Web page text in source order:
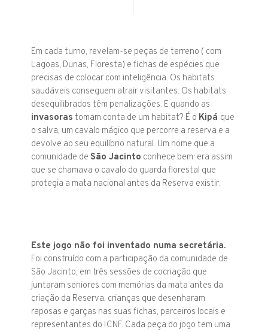
Em cada turno, revelam-se peças de terreno ( com
Lagoas, Dunas, Floresta) e fichas de espécies que
precisas de colocar com inteligência. Os habitats
saudáveis conseguem atrair visitantes. Os habitats
desequilibrados têm penalizações. E quando as
invasoras tomam conta de um habitat? É o Kipá que
o salva, um cavalo mágico que percorre a reserva e a
devolve ao seu equilíbrio natural. Um nome que a
comunidade deSão Jacinto conhece bem: era assim
que se chamava o cavalo do guarda florestal que
protegia a mata nacional antes da Reserva existir.
Este jogo não foi inventado numa secretária.
Foi construído com a participação da comunidade de
São Jacinto, em três sessões de cocriação que
juntaram seniores com memórias da mata antes da
criação da Reserva, crianças que desenharam
raposas e garças nas suas fichas, parceiros locais e
representantes do ICNF. Cada peça do jogo tem uma